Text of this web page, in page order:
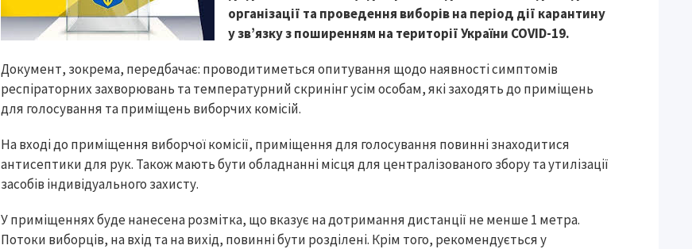
організації та проведення виборів на період дії карантину
у зв’язку з поширенням на території України COVID-19.
Документ, зокрема, передбачає: проводитиметься опитування щодо наявності симптомів
респіраторних захворювань та температурний скринінг усім особам, які заходять до приміщень
для голосування та приміщень виборчих комісій.
На вході до приміщення виборчої комісії, приміщення для голосування повинні знаходитися
антисептики для рук. Також мають бути обладнанні місця для централізованого збору та утилізації
засобів індивідуального захисту.
У приміщеннях буде нанесена розмітка, що вказує на дотримання дистанції не менше 1 метра.
Потоки виборців, на вхід та на вихід, повинні бути розділені. Крім того, рекомендується у